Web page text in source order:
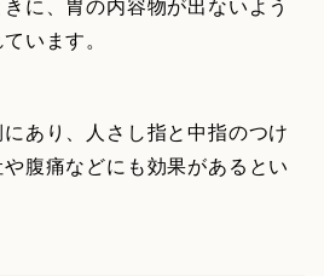
います。
にあり、人さし指と中指のつけ
腹痛などにも効果があるとい